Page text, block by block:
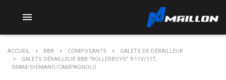

ACCUEIL BBB COMPOSANTS
GALETS DE DÉRAILLEUR
GALETS DÉRAILLEUR BBB "ROLLERBOYS" 9-11V/11T,
SRAM/SHIMANO/CAMPAGNOLO